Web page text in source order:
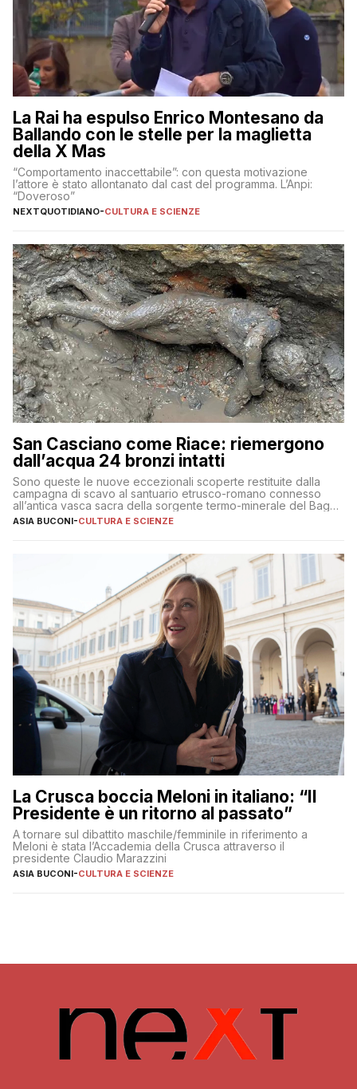
La Rai ha espulso Enrico Montesano da
Ballando con le stelle per la maglietta
della X Mas
“Comportamento inaccettabile”: con questa motivazione
l’attore è stato allontanato dal cast del programma. L’Anpi:
“Doveroso”
NEXTQUOTIDIANO-CULTURA E SCIENZE
San Casciano come Riace: riemergono
dall’acqua 24 bronzi intatti
Sono queste le nuove eccezionali scoperte restituite dalla
campagna di scavo al santuario etrusco-romano connesso
all’antica vasca sacra della sorgente termo-minerale del Bagno
Grande
ASIA BUCONI-CULTURA E SCIENZE
La Crusca boccia Meloni in italiano: “Il
Presidente è un ritorno al passato”
A tornare sul dibattito maschile/femminile in riferimento a
Meloni è stata l’Accademia della Crusca attraverso il
presidente Claudio Marazzini
ASIA BUCONI-CULTURA E SCIENZE